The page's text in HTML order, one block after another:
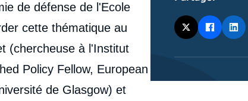
de défense de l'Ecole
cette thématique au
(chercheuse à l'Institut
Policy Fellow, European
de Glasgow) et